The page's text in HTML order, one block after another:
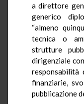
a direttore
generico
“almeno
tecnica o
strutture
dirigenziale
responsabilità
finanziarie,
pubblicazione